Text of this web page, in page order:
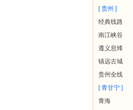
[ 贵州 ]
经典线路
南江峡谷
遵义息烽
镇远古城
贵州全线
[ 青甘宁 ]
青海